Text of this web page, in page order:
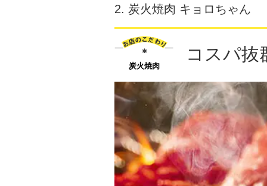
2. 炭火焼肉 キョロちゃん
炭火焼肉
コスパ抜